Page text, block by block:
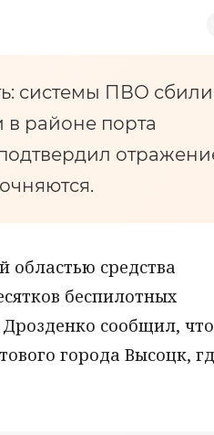
системы ПВО сбили
в районе порта
областью средства
беспилотных
сообщил, что
города Высоцк,